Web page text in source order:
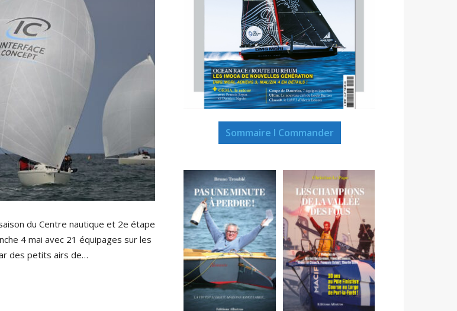
du Centre nautique et 2e étape
4 mai avec 21 équipages sur les
des petits airs de…
Sommaire I Commander